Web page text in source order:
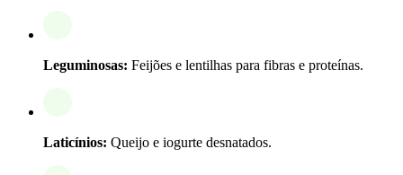
Leguminosas: Feijões e lentilhas para fibras e proteínas.
Laticínios: Queijo e iogurte desnatados.